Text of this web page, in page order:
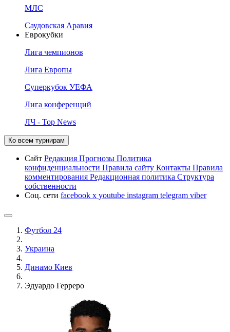
МЛС
Саудовская Аравия
Еврокубки
Лига чемпионов
Лига Европы
Суперкубок УЕФА
Лига конференций
ЛЧ - Top News
Ко всем турнирам
Сайт Редакция Прогнозы Политика
конфиденциальности Правила сайту Контакты Правила
комментирования Редакционная политика Структура
собственности
Соц. сети facebook x youtube instagram telegram viber
Футбол 24
Украина
Динамо Киев
Эдуардо Герреро